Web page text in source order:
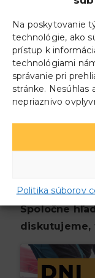
Na poskytovanie
technológie, ako
prístup k
technológiami
správanie pri
stránke. Nesúhlas
nepriaznivo
Politika súborov
Príďte medzi
Pozrite si
odborníkmi,
príjemný deň
dávajú zmysel.
Spoločne
diskutujeme,